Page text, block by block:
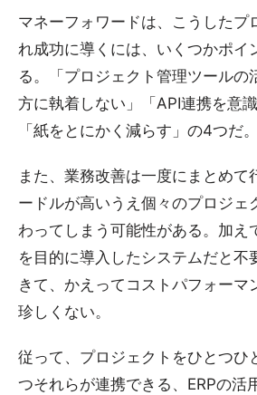
マネーフォワードは、こうしたプ
れ成功に導くには、いくつかポイ
る。「プロジェクト管理ツールの
方に執着しない」「API連携を意
「紙をとにかく減らす」の4つだ。
また、業務改善は一度にまとめて
ードルが高いうえ個々のプロジェ
わってしまう可能性がある。加え
を目的に導入したシステムだと不
きて、かえってコストパフォーマ
珍しくない。
従って、プロジェクトをひとつひ
つそれらが連携できる、ERPの活